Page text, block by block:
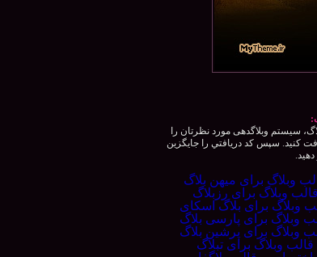
سيستم وبلاگدهی مورد نظرتان را
كنيد. سپس كد دريافتي را جايگزين